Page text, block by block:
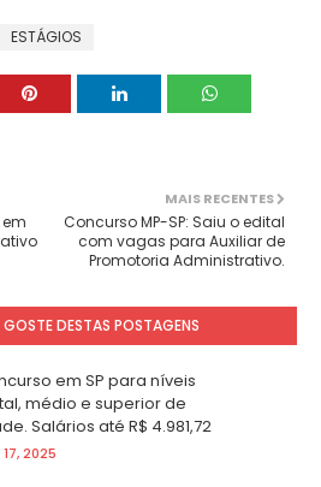
ESTÁGIOS
MAIS RECENTES
Concurso MP-SP: Saiu o edital
com vagas para Auxiliar de
Promotoria Administrativo.
DESTAS POSTAGENS
em SP para níveis
médio e superior de
Salários até R$ 4.981,72
17, 2025